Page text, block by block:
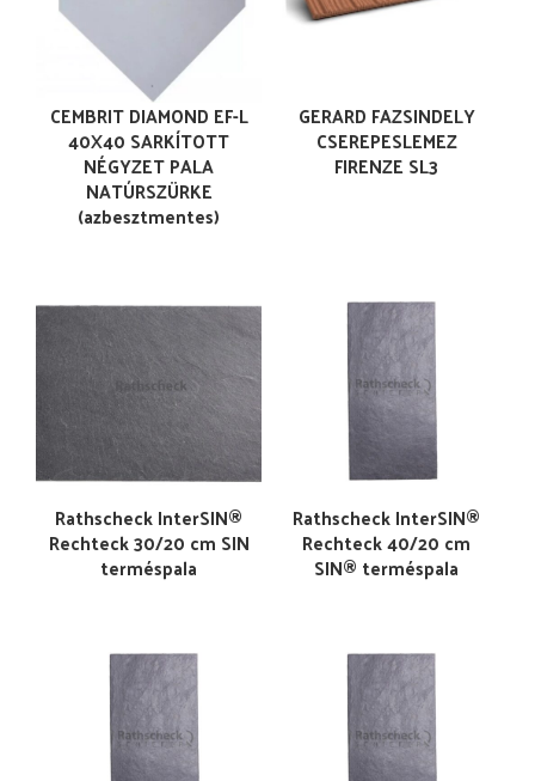
CEMBRIT DIAMOND EF-L
40X40 SARKÍTOTT
NÉGYZET PALA
NATÚRSZÜRKE
(azbesztmentes)
GERARD FAZSINDELY
CSEREPESLEMEZ
FIRENZE SL3
Rathscheck InterSIN®
Rechteck 30/20 cm SIN
terméspala
Rathscheck InterSIN®
Rechteck 40/20 cm
SIN® terméspala